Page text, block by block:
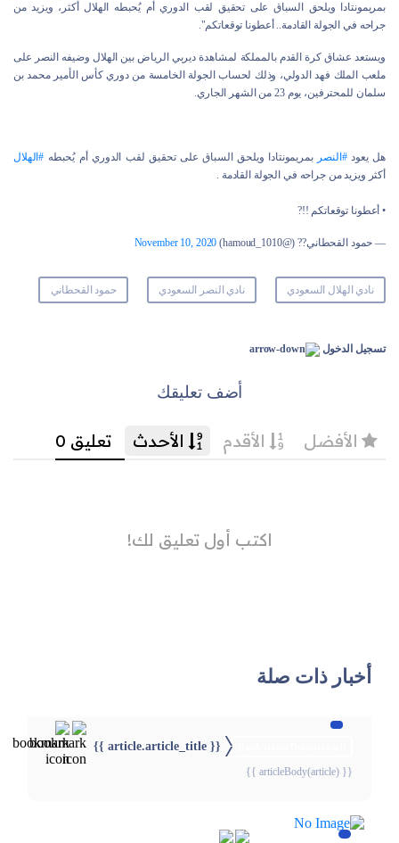
بمريمونتادا ويلحق السباق على تحقيق لقب الدوري أم يُحبطه الهلال أكثر، ويزيد من
جراحه في الجولة القادمة.. أعطونا توقعاتكم".
ويستعد عشاق كرة القدم بالمملكة لمشاهدة ديربي الرياض بين الهلال وضيفه النصر على
ملعب الملك فهد الدولي، وذلك لحساب الجولة الخامسة من دوري كأس الأمير محمد بن
سلمان للمحترفين، يوم 23 من الشهر الجاري.
هل يعود#النصر بمريمونتادا ويلحق السباق على تحقيق لقب الدوري أم يُحبطه #الهلال
أكثر ويزيد من جراحه في الجولة القادمة .
• أعطونا توقعاتكم !!?
— حمود القحطاني?? (@hamoud_1010) November 10, 2020
نادي الهلال السعودي نادي النصر السعودي حمود القحطاني
تسجيل الدخول
أضف تعليقك
أخبار ذات صلة
{{ article.article_title }}
{{ articleBody(article) }}